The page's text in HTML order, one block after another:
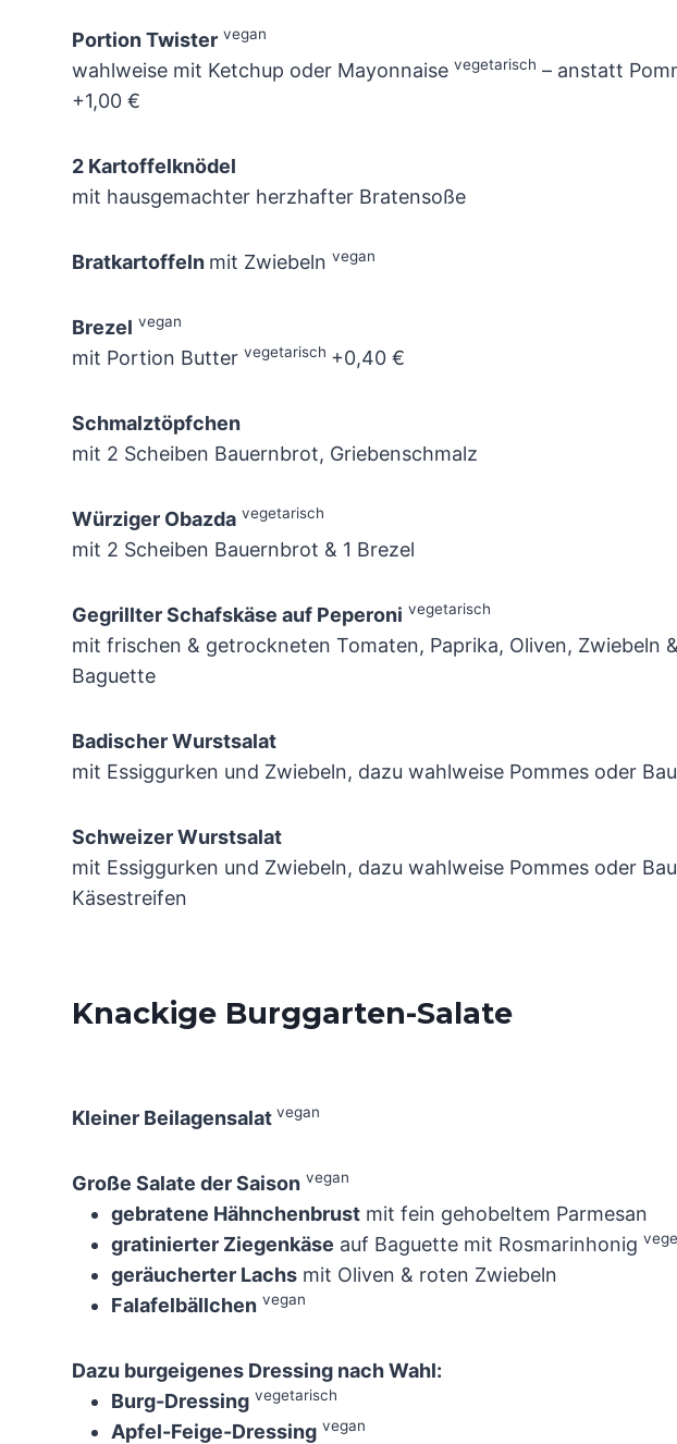
Portion Twister vegan
wahlweise mit Ketchup oder Mayonnaise vegetarisch – anstatt
+1,00 €
2 Kartoffelknödel
mit hausgemachter herzhafter Bratensoße
Bratkartoffeln mit Zwiebeln vegan
Brezel vegan
mit Portion Butter vegetarisch +0,40 €
Schmalztöpfchen
mit 2 Scheiben Bauernbrot, Griebenschmalz
Würziger Obazda vegetarisch
mit 2 Scheiben Bauernbrot & 1 Brezel
Gegrillter Schafskäse auf Peperoni vegetarisch
mit frischen & getrockneten Tomaten, Paprika, Oliven, Zwiebeln
Baguette
Badischer Wurstsalat
mit Essiggurken und Zwiebeln, dazu wahlweise Pommes oder
Schweizer Wurstsalat
mit Essiggurken und Zwiebeln, dazu wahlweise Pommes oder
Käsestreifen
Knackige Burggarten-Salate
Kleiner Beilagensalat vegan
Große Salate der Saison vegan
gebratene Hähnchenbrustmit fein gehobeltem Parmesan
gratinierter Ziegenkäse auf Baguette mit Rosmarinhonig
geräucherter Lachsmit Oliven & roten Zwiebeln
Falafelbällchen vegan
Dazu burgeigenes Dressing nach Wahl:
Burg-Dressing vegetarisch
Apfel-Feige-Dressing vegan